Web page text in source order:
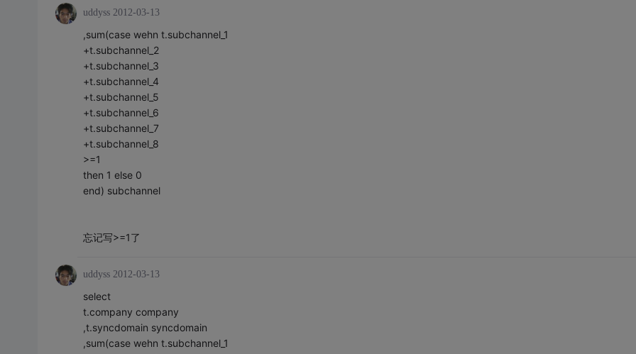
uddyss 2012-03-13
,sum(case wehn t.subchannel_1
+t.subchannel_2
+t.subchannel_3
+t.subchannel_4
+t.subchannel_5
+t.subchannel_6
+t.subchannel_7
+t.subchannel_8
>=1
then 1 else 0
end) subchannel
忘记写>=1了
uddyss 2012-03-13
select
t.company company
,t.syncdomain syncdomain
,sum(case wehn t.subchannel_1